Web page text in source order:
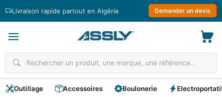
Livraison rapide partout en Algérie Demander un devis
Outillage Accessoires Boulonerie